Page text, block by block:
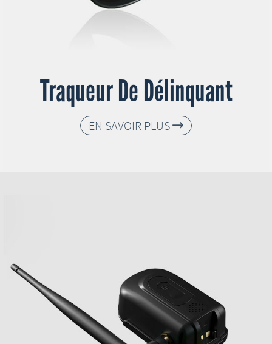
Traqueur De Délinquant
EN SAVOIR PLUS 